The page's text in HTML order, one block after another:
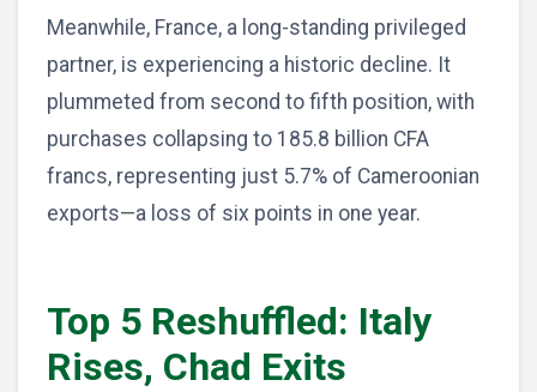
Meanwhile, France, a long-standing privileged
partner, is experiencing a historic decline. It
plummeted from second to fifth position, with
purchases collapsing to 185.8 billion CFA
francs, representing just 5.7% of Cameroonian
exports—a loss of six points in one year.
Top 5 Reshuffled: Italy
Rises, Chad Exits